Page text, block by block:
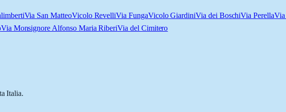
Via San MatteoVicolo RevelliVia FungaVicolo GiardiniVia dei BoschiVia PerellaVia
Via Monsignore Alfonso Maria RiberiVia del Cimitero
Italia.